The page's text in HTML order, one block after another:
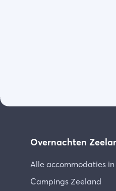
Overnachten
Alle accommodaties
Campings Zeeland